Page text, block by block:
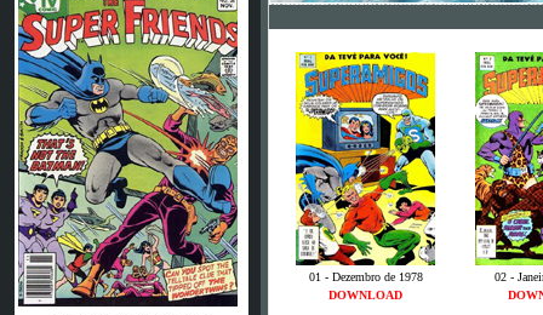
01 - Dezembro de 1978
02 -
DOWNLOAD